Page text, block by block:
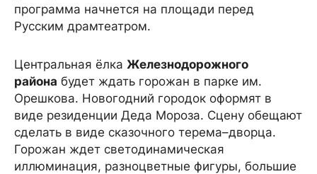
программа начнется на площади перед
Русским драмтеатром.
Центральная ёлка Железнодорожного
района будет ждать горожан в парке им.
Орешкова. Новогодний городок оформят в
виде резиденции Деда Мороза. Сцену обещают
сделать в виде сказочного терема–дворца.
Горожан ждет светодинамическая
иллюминация, разноцветные фигуры, большие